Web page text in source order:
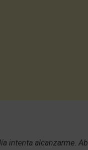
intenta alcanzarme.